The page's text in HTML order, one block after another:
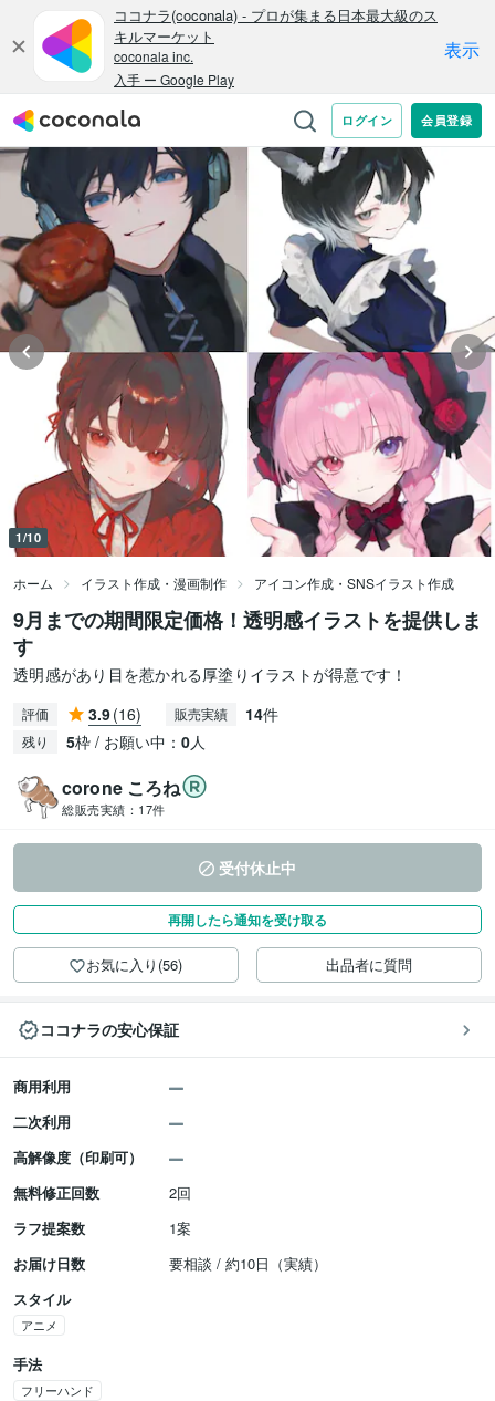
1/10
ホーム イラスト作成・漫画制作 アイコン作成・SNSイラスト作成
9月までの期間限定価格！透明感イラストを提供しま
す
透明感があり目を惹かれる厚塗りイラストが得意です！
評価 3.9(16) 販売実績 14件
残り 5枠 / お願い中： 0人
corone ころね
総販売実績： 17件
受付休止中
再開したら通知を受け取る
お気に入り(56) 出品者に質問
ココナラの安心保証
商用利用
二次利用
高解像度（印刷可）
無料修正回数
2回
ラフ提案数
1案
お届け日数
要相談 / 約10日（実績）
スタイル
アニメ
手法
フリーハンド